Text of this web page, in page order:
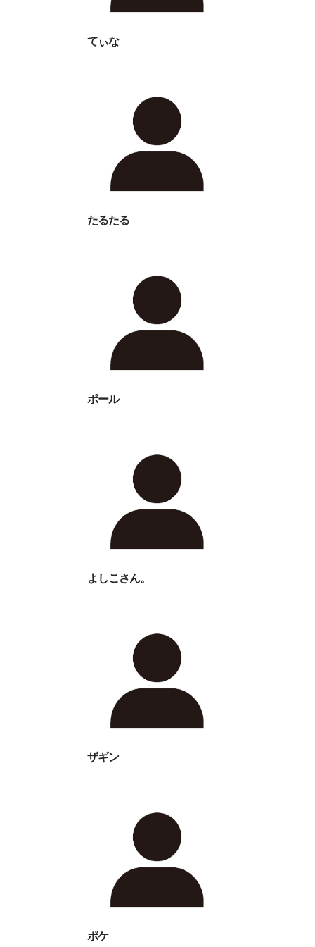
てぃな
たるたる
ポール
よしこさん。
ザギン
ポケ